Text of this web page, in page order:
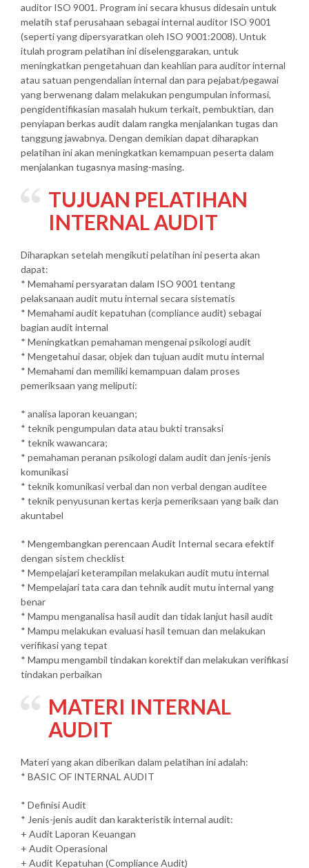
auditor ISO 9001. Program ini secara khusus didesain untuk
melatih staf perusahaan sebagai internal auditor ISO 9001
(seperti yang dipersyaratkan oleh ISO 9001:2008). Untuk
itulah program pelatihan ini diselenggarakan, untuk
meningkatkan pengetahuan dan keahlian para auditor internal
atau satuan pengendalian internal dan para pejabat/pegawai
yang berwenang dalam melakukan pengumpulan informasi,
pengidentifikasian masalah hukum terkait, pembuktian, dan
penyiapan berkas audit dalam rangka menjalankan tugas dan
tanggung jawabnya. Dengan demikian dapat diharapkan
pelatihan ini akan meningkatkan kemampuan peserta dalam
menjalankan tugasnya masing-masing.
TUJUAN PELATIHAN
INTERNAL AUDIT
Diharapkan setelah mengikuti pelatihan ini peserta akan
dapat:
* Memahami persyaratan dalam ISO 9001 tentang
pelaksanaan audit mutu internal secara sistematis
* Memahami audit kepatuhan (compliance audit) sebagai
bagian audit internal
* Meningkatkan pemahaman mengenai psikologi audit
* Mengetahui dasar, objek dan tujuan audit mutu internal
* Memahami dan memiliki kemampuan dalam proses
pemeriksaan yang meliputi:
* analisa laporan keuangan;
* teknik pengumpulan data atau bukti transaksi
* teknik wawancara;
* pemahaman peranan psikologi dalam audit dan jenis-jenis
komunikasi
* teknik komunikasi verbal dan non verbal dengan auditee
* teknik penyusunan kertas kerja pemeriksaan yang baik dan
akuntabel
* Mengembangkan perencaan Audit Internal secara efektif
dengan sistem checklist
* Mempelajari keterampilan melakukan audit mutu internal
* Mempelajari tata cara dan tehnik audit mutu internal yang
benar
* Mampu menganalisa hasil audit dan tidak lanjut hasil audit
* Mampu melakukan evaluasi hasil temuan dan melakukan
verifikasi yang tepat
* Mampu mengambil tindakan korektif dan melakukan verifikasi
tindakan perbaikan
MATERI INTERNAL
AUDIT
Materi yang akan diberikan dalam pelatihan ini adalah:
* BASIC OF INTERNAL AUDIT
* Definisi Audit
* Jenis-jenis audit dan karakteristik internal audit:
+ Audit Laporan Keuangan
+ Audit Operasional
+ Audit Kepatuhan (Compliance Audit)